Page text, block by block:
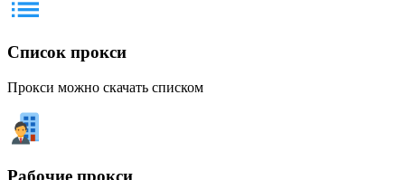
Список прокси
Прокси можно скачать списком